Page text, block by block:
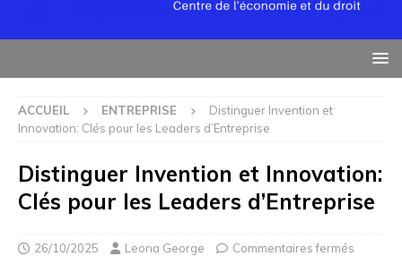
ACCUEIL ENTREPRISE
Distinguer Invention et
Innovation: Clés pour les Leaders d’Entreprise
Distinguer Invention et Innovation:
Clés pour les Leaders d’Entreprise
26/10/2025 Leona George Commentaires fermés